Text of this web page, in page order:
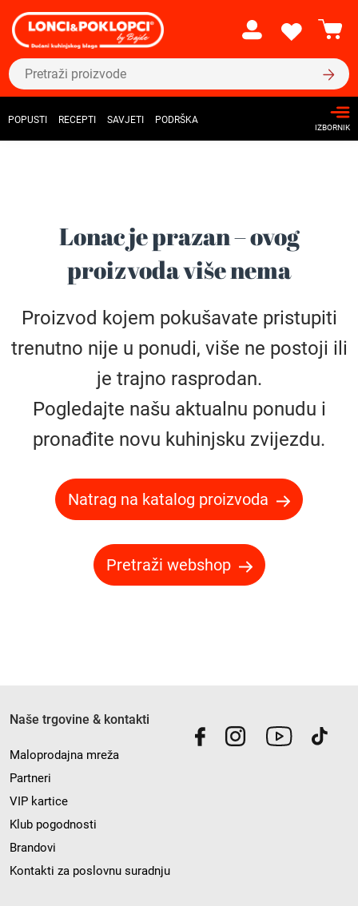
POPUSTI RECEPTI SAVJETI PODRŠKA
IZBORNIK
Lonac je prazan – ovog
proizvoda više nema
Proizvod kojem pokušavate pristupiti
trenutno nije u ponudi, više ne postoji ili
je trajno rasprodan.
Pogledajte našu aktualnu ponudu i
pronađite novu kuhinjsku zvijezdu.
Natrag na katalog proizvoda
Pretraži webshop
Naše trgovine & kontakti
Maloprodajna mreža
Partneri
VIP kartice
Klub pogodnosti
Brandovi
Kontakti za poslovnu suradnju